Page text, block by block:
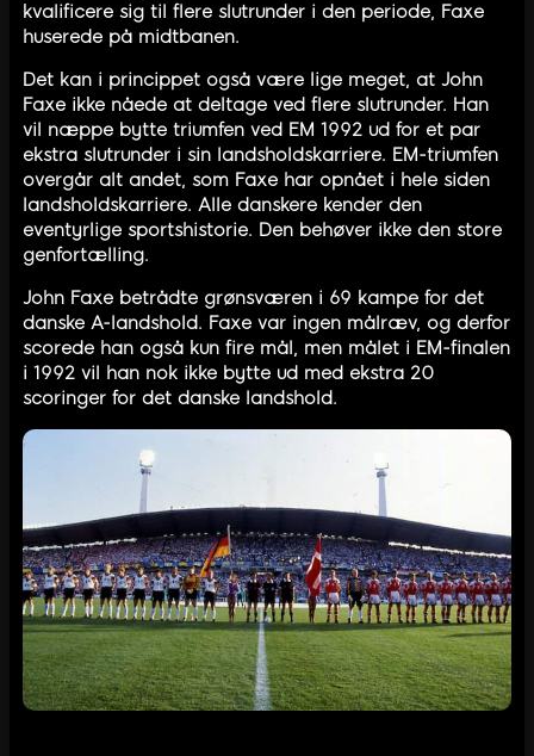
kvalificere sig til flere slutrunder i den periode, Faxe
huserede på midtbanen.
Det kan i princippet også være lige meget, at John
Faxe ikke nåede at deltage ved flere slutrunder. Han
vil næppe bytte triumfen ved EM 1992 ud for et par
ekstra slutrunder i sin landsholdskarriere. EM-triumfen
overgår alt andet, som Faxe har opnået i hele siden
landsholdskarriere. Alle danskere kender den
eventyrlige sportshistorie. Den behøver ikke den store
genfortælling.
John Faxe betrådte grønsværen i 69 kampe for det
danske A-landshold. Faxe var ingen målræv, og derfor
scorede han også kun fire mål, men målet i EM-finalen
i 1992 vil han nok ikke bytte ud med ekstra 20
scoringer for det danske landshold.